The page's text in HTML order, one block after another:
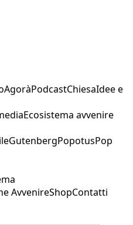
AgoràPodcastChiesaIdee e
Ecosistema avvenire
GutenbergPopotusPop
AvvenireShopContatti